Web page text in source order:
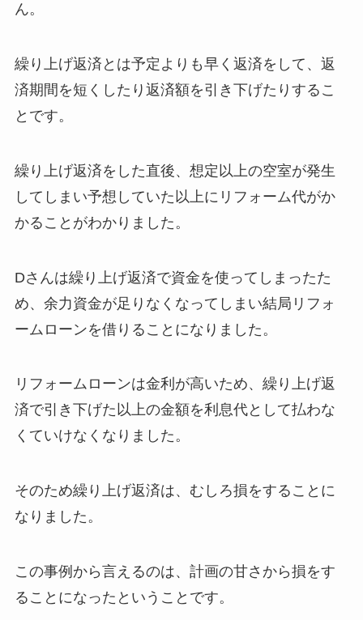
ん。
繰り上げ返済とは予定よりも早く返済をして、返
済期間を短くしたり返済額を引き下げたりするこ
とです。
繰り上げ返済をした直後、想定以上の空室が発生
してしまい予想していた以上にリフォーム代がか
かることがわかりました。
Dさんは繰り上げ返済で資金を使ってしまったた
め、余力資金が足りなくなってしまい結局リフォ
ームローンを借りることになりました。
リフォームローンは金利が高いため、繰り上げ返
済で引き下げた以上の金額を利息代として払わな
くていけなくなりました。
そのため繰り上げ返済は、むしろ損をすることに
なりました。
この事例から言えるのは、計画の甘さから損をす
ることになったということです。